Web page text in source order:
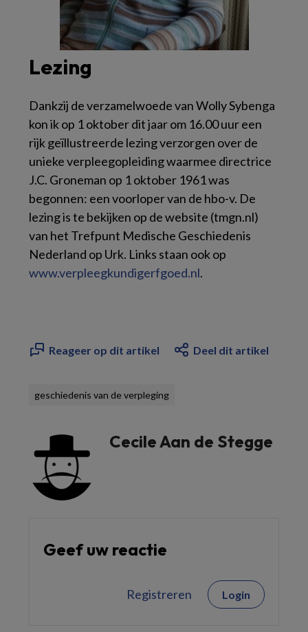
Lezing
Dankzij de verzamelwoede van Wolly Sybenga
kon ik op 1 oktober dit jaar om 16.00 uur een
rijk geïllustreerde lezing verzorgen over de
unieke verpleegopleiding waarmee directrice
J.C. Groneman op 1 oktober 1961 was
begonnen: een voorloper van de hbo-v. De
lezing is te bekijken op de website (tmgn.nl)
van het Trefpunt Medische Geschiedenis
Nederland op Urk. Links staan ook op
www.verpleegkundigerfgoed.nl.
Reageer op dit artikel Deel dit artikel
geschiedenis van de verpleging
Cecile Aan de Stegge
Geef uw reactie
Registreren Login